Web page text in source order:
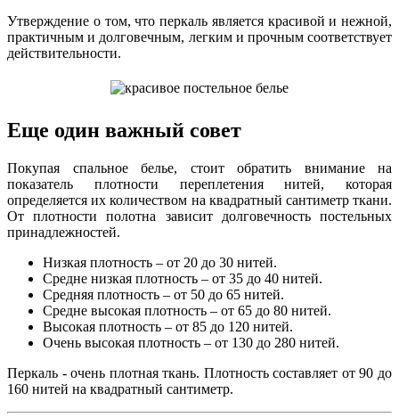
Утверждение о том, что перкаль является красивой и нежной,
практичным и долговечным, легким и прочным соответствует
действительности.
Еще один важный совет
Покупая спальное белье, стоит обратить внимание на
показатель плотности переплетения нитей, которая
определяется их количеством на квадратный сантиметр ткани.
От плотности полотна зависит долговечность постельных
принадлежностей.
Низкая плотность – от 20 до 30 нитей.
Средне низкая плотность – от 35 до 40 нитей.
Средняя плотность – от 50 до 65 нитей.
Средне высокая плотность – от 65 до 80 нитей.
Высокая плотность – от 85 до 120 нитей.
Очень высокая плотность – от 130 до 280 нитей.
Перкаль - очень плотная ткань. Плотность составляет от 90 до
160 нитей на квадратный сантиметр.